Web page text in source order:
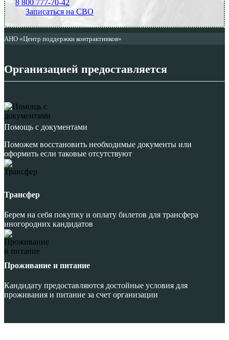
8 800 777-70-42
Записаться на СВО
АНО «Центр поддержки контрактников»
Организацией предоставляется
Помощь с документами
Поможем восстановить необходимые документы или
оформить если таковые отсутствуют
Трансфер
Берем на себя покупку и оплату билетов для трансфера
иногородних кандидатов
Проживание и питание
Кандидату предоставляются достойные условия для
проживания и питание за счет организации